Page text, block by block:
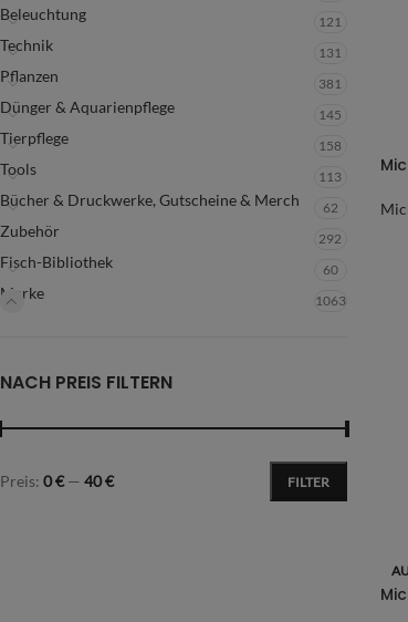
Beleuchtung 121
Technik 131
Pflanzen 381
Dünger & Aquarienpflege 145
Tierpflege 158
Tools 113
Bücher & Druckwerke, Gutscheine & Merch 62
Zubehör 292
Fisch-Bibliothek 60
Marke 1063
NACH PREIS FILTERN
FILTER
Preis: 0 €— 40 €